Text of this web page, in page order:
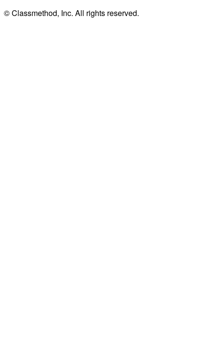
© Classmethod, Inc. All rights reserved.